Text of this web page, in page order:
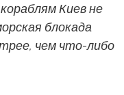
Киев не
блокада
чем что-либо